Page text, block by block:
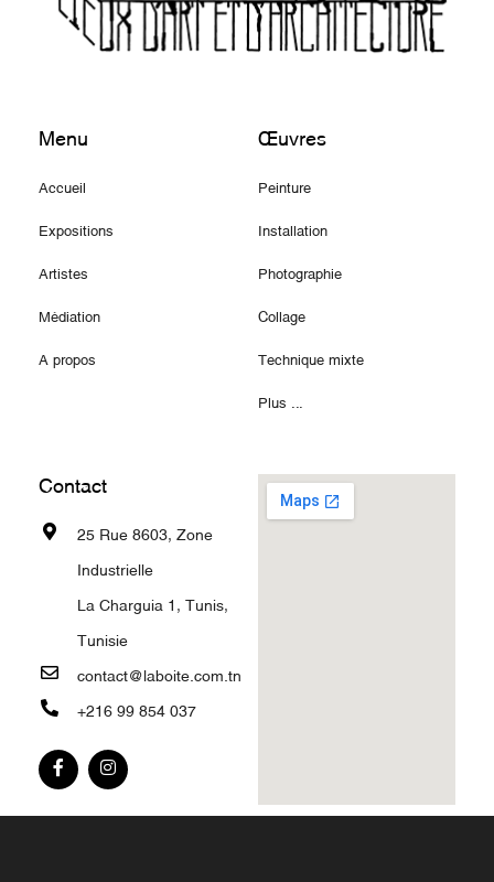
Menu
Accueil
Expositions
Artistes
Médiation
A propos
Œuvres
Peinture
Installation
Photographie
Collage
Technique mixte
Plus ...
Contact
25 Rue 8603, Zone
Industrielle
La Charguia 1, Tunis,
Tunisie
contact@laboite.com.tn
+216 99 854 037